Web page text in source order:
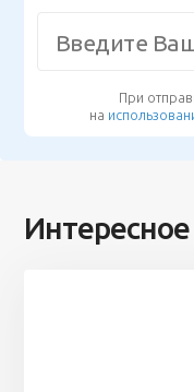
При
на
Интересное